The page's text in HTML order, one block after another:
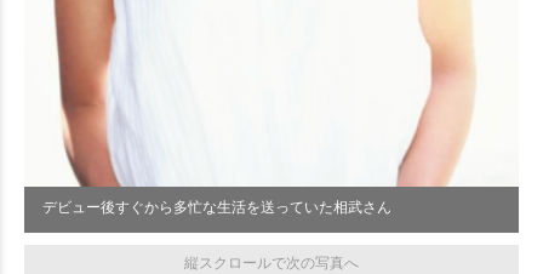
デビュー後すぐから多忙な生活を送っていた相武さん
縦スクロールで次の写真へ